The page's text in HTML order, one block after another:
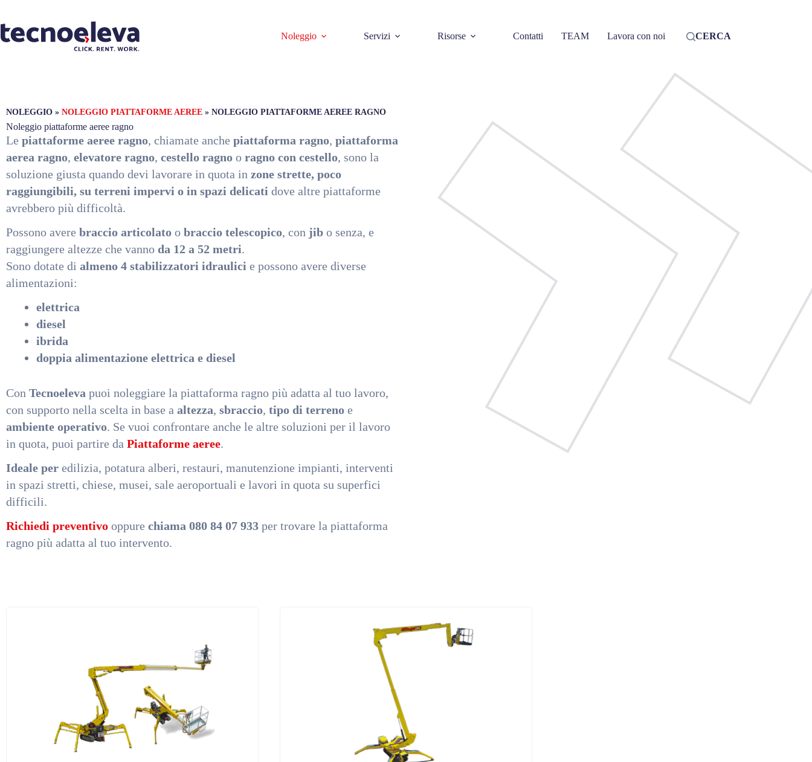
Noleggio Servizi Risorse Contatti TEAM Lavora con noi CERCA
NOLEGGIO » NOLEGGIO PIATTAFORME AEREE » NOLEGGIO PIATTAFORME AEREE RAGNO
Noleggio piattaforme aeree ragno
Le piattaforme aeree ragno, chiamate anche piattaforma ragno, piattaforma
aerea ragno, elevatore ragno, cestello ragno o ragno con cestello, sono la
soluzione giusta quando devi lavorare in quota in zone strette, poco
raggiungibili, su terreni impervi o in spazi delicati dove altre piattaforme
avrebbero più difficoltà.
Possono avere braccio articolato o braccio telescopico, con jib o senza, e
raggiungere altezze che vanno da 12 a 52 metri.
Sono dotate di almeno 4 stabilizzatori idraulici e possono avere diverse
alimentazioni:
elettrica
diesel
ibrida
doppia alimentazione elettrica e diesel
Con Tecnoeleva puoi noleggiare la piattaforma ragno più adatta al tuo lavoro,
con supporto nella scelta in base a altezza, sbraccio, tipo di terreno e
ambiente operativo. Se vuoi confrontare anche le altre soluzioni per il lavoro
in quota, puoi partire da Piattaforme aeree.
Ideale per edilizia, potatura alberi, restauri, manutenzione impianti, interventi
in spazi stretti, chiese, musei, sale aeroportuali e lavori in quota su superfici
difficili.
Richiedi preventivo oppure chiama 080 84 07 933 per trovare la piattaforma
ragno più adatta al tuo intervento.